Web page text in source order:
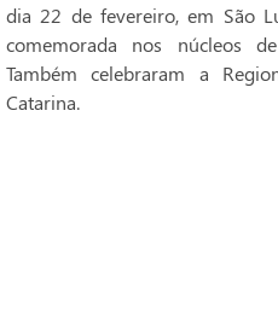
dia 22 de fevereiro, em São
comemorada nos núcleos
Também celebraram a
Catarina.